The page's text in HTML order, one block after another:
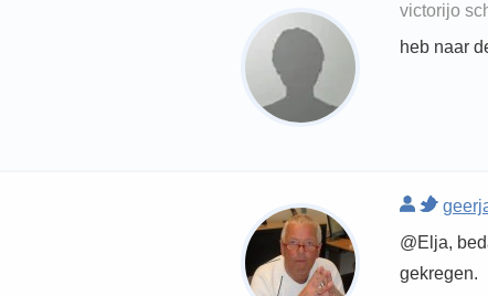
victorijo
heb naar
@Elja,
gekregen.